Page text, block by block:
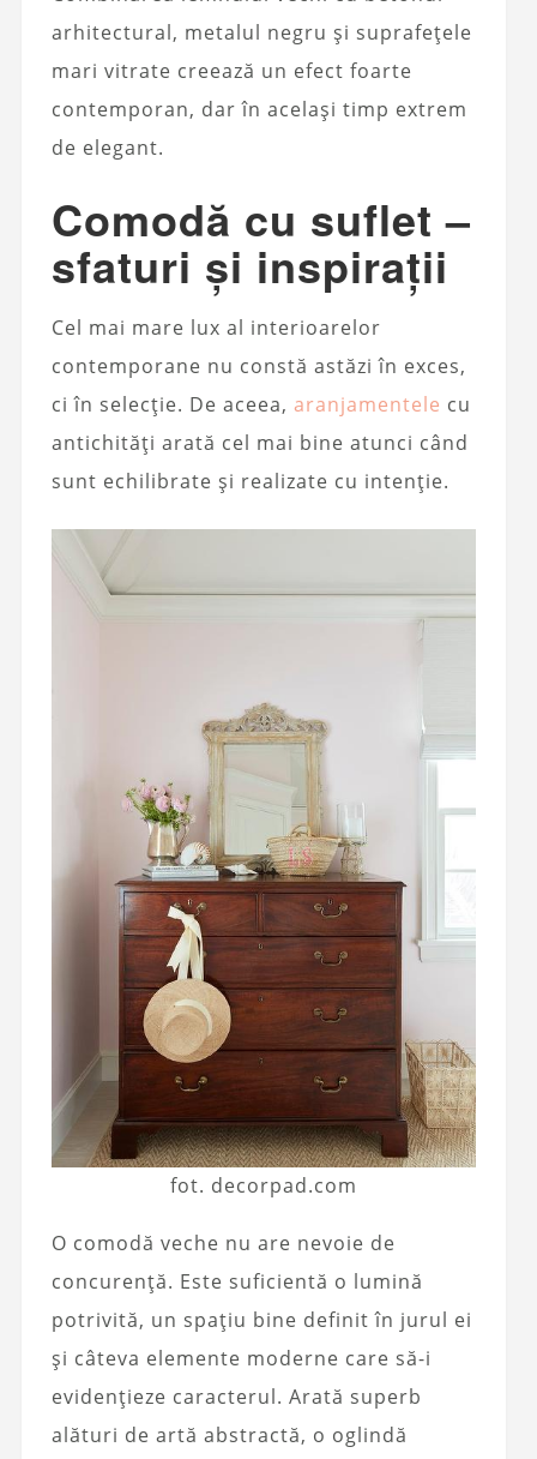
arhitectural, metalul negru și suprafețele
mari vitrate creează un efect foarte
contemporan, dar în același timp extrem
de elegant.
Comodă cu suflet –
sfaturi și inspirații
Cel mai mare lux al interioarelor
contemporane nu constă astăzi în exces,
ci în selecție. De aceea, aranjamentele cu
antichități arată cel mai bine atunci când
sunt echilibrate și realizate cu intenție.
fot. decorpad.com
O comodă veche nu are nevoie de
concurență. Este suficientă o lumină
potrivită, un spațiu bine definit în jurul ei
și câteva elemente moderne care să-i
evidențieze caracterul. Arată superb
alături de artă abstractă, o oglindă